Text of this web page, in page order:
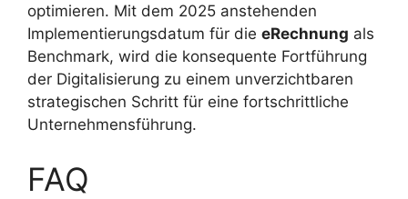
optimieren. Mit dem 2025 anstehenden
Implementierungsdatum für die eRechnung als
Benchmark, wird die konsequente Fortführung
der Digitalisierung zu einem unverzichtbaren
strategischen Schritt für eine fortschrittliche
Unternehmensführung.
FAQ